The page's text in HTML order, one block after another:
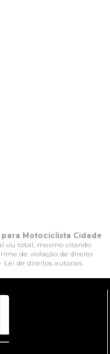
Motociclista Cidade
ou total, mesmo citando
de violação de direito
Lei de direitos autorais.